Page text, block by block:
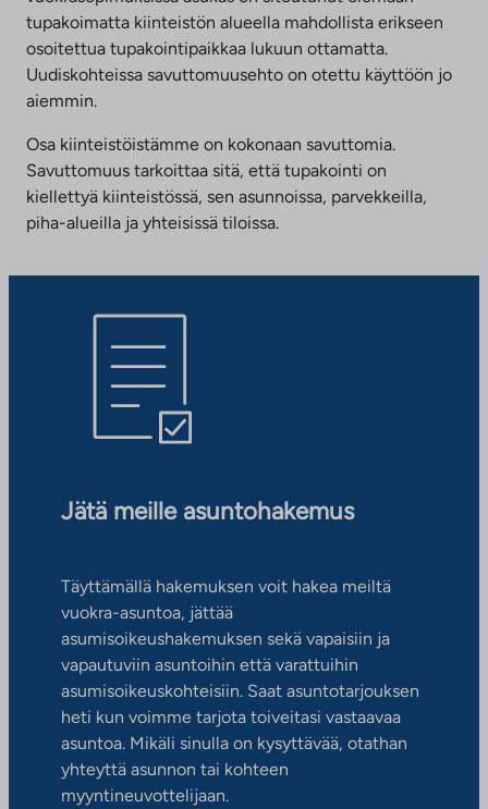
tupakoimatta kiinteistön alueella mahdollista erikseen
osoitettua tupakointipaikkaa lukuun ottamatta.
Uudiskohteissa savuttomuusehto on otettu käyttöön jo
aiemmin.
Osa kiinteistöistämme on kokonaan savuttomia.
Savuttomuus tarkoittaa sitä, että tupakointi on
kiellettyä kiinteistössä, sen asunnoissa, parvekkeilla,
piha-alueilla ja yhteisissä tiloissa.
Jätä meille asuntohakemus
Täyttämällä hakemuksen voit hakea meiltä
vuokra-asuntoa, jättää
asumisoikeushakemuksen sekä vapaisiin ja
vapautuviin asuntoihin että varattuihin
asumisoikeuskohteisiin. Saat asuntotarjouksen
heti kun voimme tarjota toiveitasi vastaavaa
asuntoa. Mikäli sinulla on kysyttävää, otathan
yhteyttä asunnon tai kohteen
myyntineuvottelijaan.